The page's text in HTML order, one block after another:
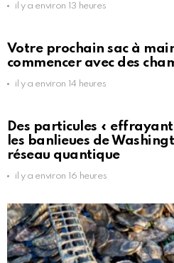
il y a environ 13 heures
Votre prochain sac à
commencer avec des
il y a environ 14 heures
Des particules «
les banlieues de
réseau quantique
il y a environ 16 heures